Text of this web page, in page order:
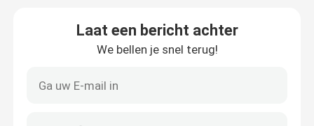
gesloten lijnstepper motor
Stepper Motor met Rem
Laat een bericht achter
We bellen je snel terug!